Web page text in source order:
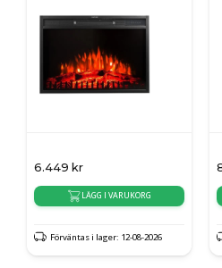
6.449 kr
LÄGG I VARUKORG
Förväntas i lager: 12-08-2026